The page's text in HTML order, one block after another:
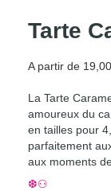
Tarte
A partir de 19,00
La Tarte
amoureux du
en tailles pour
parfaitement
aux moments
❆⚇